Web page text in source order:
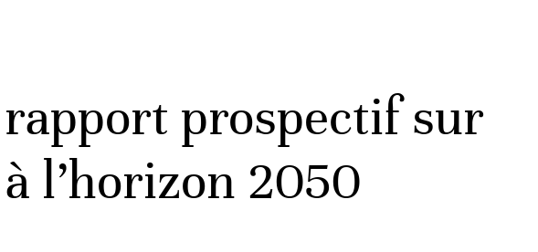
prospectif sur
l’horizon 2050